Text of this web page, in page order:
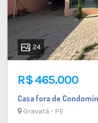
24
R$ 465.000
Casa fora de
Gravatá - PE